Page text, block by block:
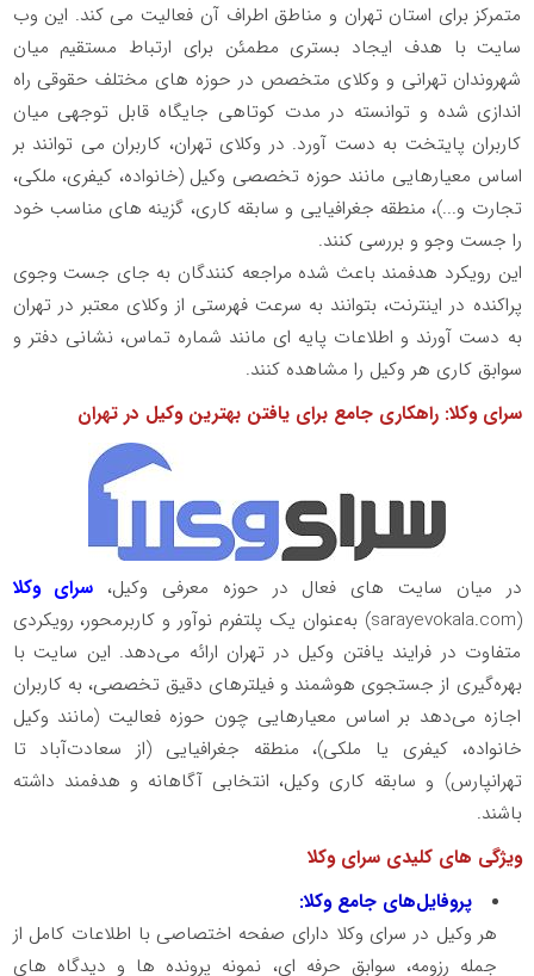
متمرکز برای استان تهران و مناطق اطراف آن فعالیت می کند. این وب
سایت با هدف ایجاد بستری مطمئن برای ارتباط مستقیم میان
شهروندان تهرانی و وکلای متخصص در حوزه های مختلف حقوقی راه
اندازی شده و توانسته در مدت کوتاهی جایگاه قابل توجهی میان
کاربران پایتخت به دست آورد. در وکلای تهران، کاربران می توانند بر
اساس معیارهایی مانند حوزه تخصصی وکیل (خانواده، کیفری، ملکی،
تجارت و...)، منطقه جغرافیایی و سابقه کاری، گزینه های مناسب خود
را جست وجو و بررسی کنند.
این رویکرد هدفمند باعث شده مراجعه کنندگان به جای جست وجوی
پراکنده در اینترنت، بتوانند به سرعت فهرستی از وکلای معتبر در تهران
به دست آورند و اطلاعات پایه ای مانند شماره تماس، نشانی دفتر و
سوابق کاری هر وکیل را مشاهده کنند.
سرای وکلا: راهکاری جامع برای یافتن بهترین وکیل در تهران
در میان سایت های فعال در حوزه معرفی وکیل، سرای وکلا
(
sarayevokala.com) به‌عنوان یک پلتفرم نوآور و کاربرمحور، رویکردی
متفاوت در فرایند یافتن وکیل در تهران ارائه می‌دهد. این سایت با
بهره‌گیری از جستجوی هوشمند و فیلترهای دقیق تخصصی، به کاربران
اجازه می‌دهد بر اساس معیارهایی چون حوزه فعالیت (مانند وکیل
خانواده، کیفری یا ملکی)، منطقه جغرافیایی (از سعادت‌آباد تا
تهرانپارس) و سابقه کاری وکیل، انتخابی آگاهانه و هدفمند داشته
باشند.
ویژگی های کلیدی سرای وکلا
پروفایل‌های جامع وکلا:
هر وکیل در سرای وکلا دارای صفحه اختصاصی با اطلاعات کامل از
جمله رزومه، سوابق حرفه ای، نمونه پرونده ها و دیدگاه های